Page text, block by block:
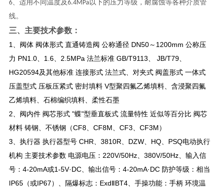
6、适用不同温度及6.4MPa以下的压力等级，耐腐蚀等各种介质管
线。
三、主要技术参数：
1、阀体 阀体形式 直通铸造阀 公称通径 DN50～1200mm 公称压
力 PN1.0、1.6、2.5MPa 法兰标准 GB/T9113、 JB/T79、
HG20594及其他标准 连接形式 法兰式、对夹式 阀盖形式 一体式
压盖型式 压板压紧式 密封填料 V型聚四氟乙烯填料、含浸聚四氟
乙烯填料、石棉编织填料、柔性石墨
2、阀内件 阀芯形式 "蝶"型垂直板式 流量特性 近似等百分比 阀芯
材料 铸钢、不锈钢（CF8、CF8M、CF3、CF3M）
3、执行器 执行器型号 CHR、3810R、DZW、HQ、PSQ电动执行
机构 主要技术参数 电源电压：220V/50Hz、380V/50Hz、输入信
号：4-20mA或1-5V·DC、输出信号：4-20mA·DC 防护等级：相当
IP65（或IP67）、隔爆标志：ExdⅡBT4、手操功能：手柄 环境温